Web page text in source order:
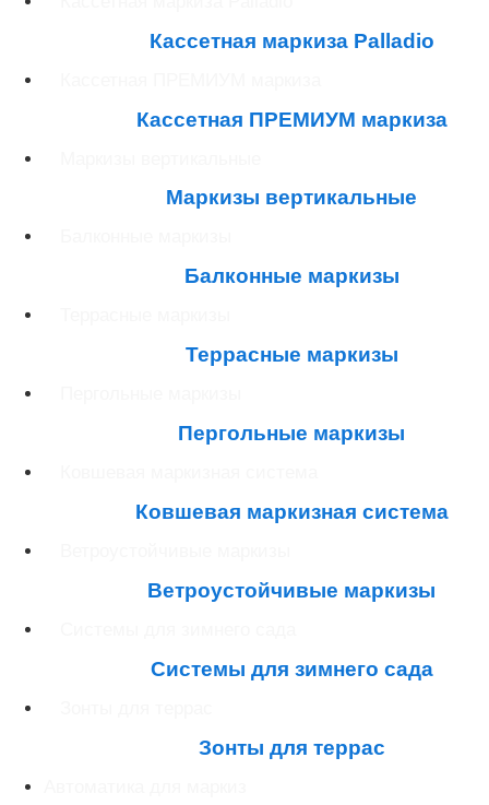
Кассетная маркиза Palladio
Кассетная ПРЕМИУМ маркиза
Маркизы вертикальные
Балконные маркизы
Террасные маркизы
Пергольные маркизы
Ковшевая маркизная система
Ветроустойчивые маркизы
Системы для зимнего сада
Зонты для террас